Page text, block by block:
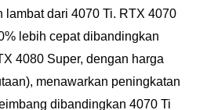
lambat dari 4070 Ti. RTX 4070
lebih cepat dibandingkan
4080 Super, dengan harga
menawarkan peningkatan
dibandingkan 4070 Ti